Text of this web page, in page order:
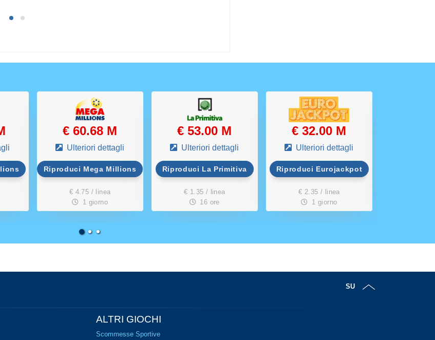
€ 60.68 M
Ulteriori dettagli
Riproduci Mega Millions
€ 4.75 / linea
1 giorno
€ 53.00 M
Ulteriori dettagli
Riproduci La Primitiva
€ 1.35 / linea
16 ore
€ 32.00 M
Ulteriori dettagli
Riproduci Eurojackpot
€ 2.35 / linea
1 giorno
SU
ALTRI GIOCHI
Scommesse Sportive